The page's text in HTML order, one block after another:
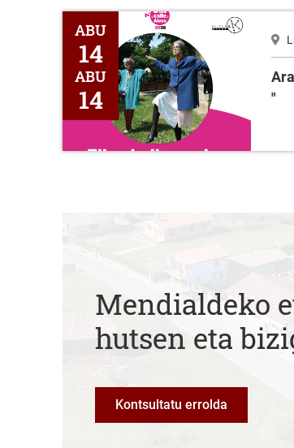
Arabako Plazetan "Ellas Bailan Solas "
ABU
14
ABU
14
"
Mendialdeko
hutsen eta
Kontsultatu errolda